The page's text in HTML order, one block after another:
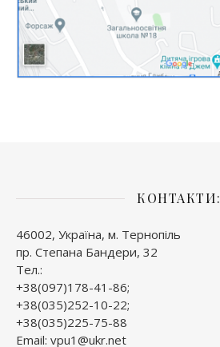
КОНТАКТИ:
46002, Україна, м. Тернопіль
пр. Степана Бандери, 32
Тел.:
+38(097)178-41-86;
+38(035)252-10-22;
+38(035)225-75-88
Email: vpu1@ukr.net